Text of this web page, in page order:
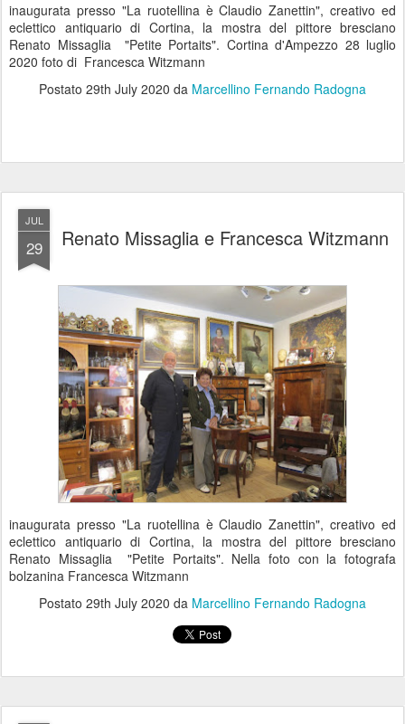
inaugurata presso "La ruotellina è Claudio Zanettin", creativo ed
eclettico antiquario di Cortina, la mostra del pittore bresciano
Renato Missaglia "Petite Portaits". Cortina d'Ampezzo 28 luglio
2020 foto di Francesca Witzmann
Postato 29th July 2020 da Marcellino Fernando Radogna
JUL
29 Renato Missaglia e Francesca Witzmann
inaugurata presso "La ruotellina è Claudio Zanettin", creativo ed
eclettico antiquario di Cortina, la mostra del pittore bresciano
Renato Missaglia "Petite Portaits". Nella foto con la fotografa
bolzanina Francesca Witzmann
Postato 29th July 2020 da Marcellino Fernando Radogna